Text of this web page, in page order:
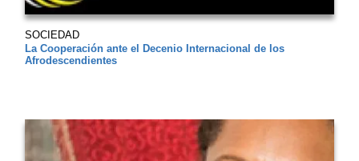
SOCIEDAD
La Cooperación ante el Decenio Internacional de los
Afrodescendientes